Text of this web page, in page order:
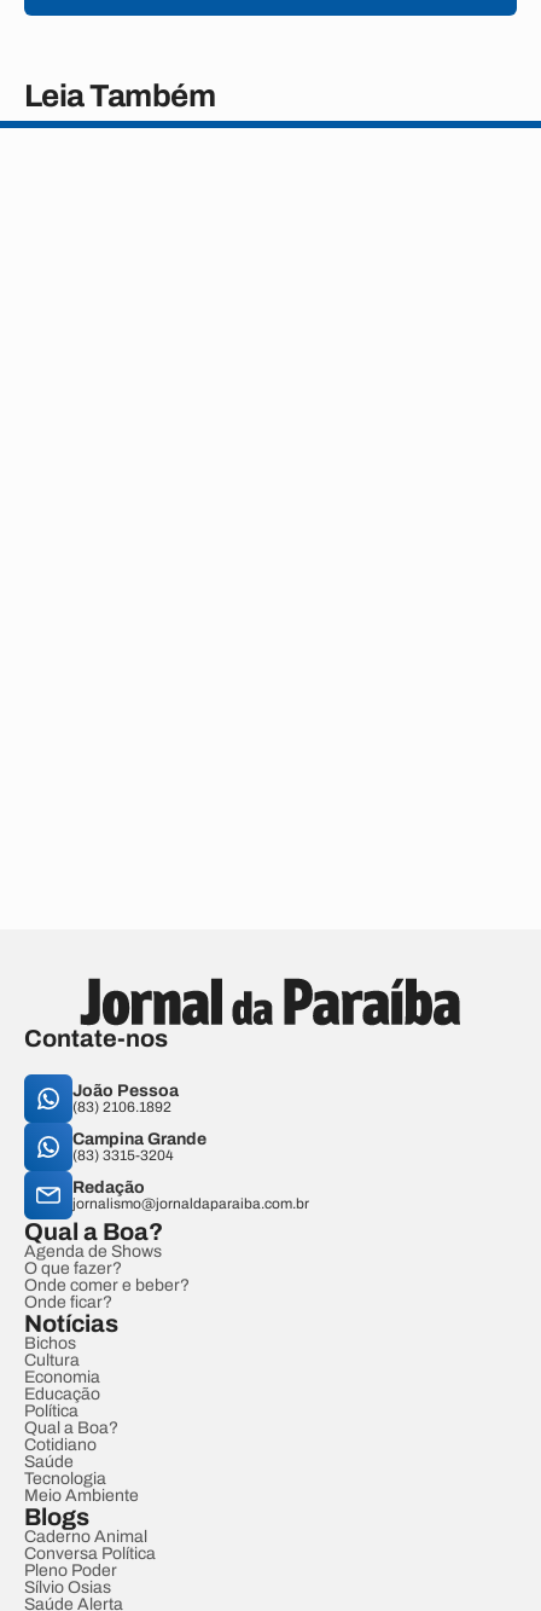
Leia Também
Contate-nos
João Pessoa
(83) 2106.1892
Campina Grande
(83) 3315-3204
Redação
jornalismo@jornaldaparaiba.com.br
Qual a Boa?
Agenda de Shows
O que fazer?
Onde comer e beber?
Onde ficar?
Notícias
Bichos
Cultura
Economia
Educação
Política
Qual a Boa?
Cotidiano
Saúde
Tecnologia
Meio Ambiente
Blogs
Caderno Animal
Conversa Política
Pleno Poder
Sílvio Osias
Saúde Alerta